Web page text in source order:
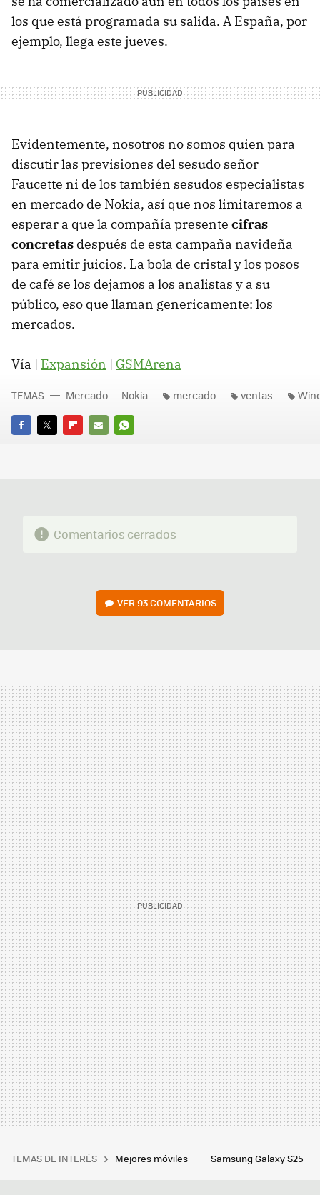
los que está programada su salida. A España, por
ejemplo, llega este jueves.
Evidentemente, nosotros no somos quien para
discutir las previsiones del sesudo señor
Faucette ni de los también sesudos especialistas
en mercado de Nokia, así que nos limitaremos a
esperar a que la compañía presente cifras
concretas después de esta campaña navideña
para emitir juicios. La bola de cristal y los posos
de café se los dejamos a los analistas y a su
público, eso que llaman genericamente: los
mercados.
Vía | Expansión | GSMArena
FACEBOOK
TWITTERFLIPBOARD
E-
WHATSAPP
TEMAS Mercado Nokia mercado ventas
Comentarios cerrados
VER93 COMENTARIOS
TEMAS DE INTERÉS Mejores móviles Samsung Galaxy S25